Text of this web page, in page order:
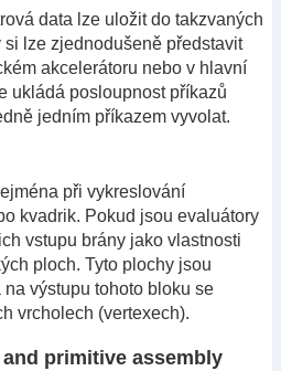
data lze uložit do takzvaných
si lze zjednodušeně představit
akcelerátoru nebo v hlavní
ukládá posloupnost příkazů
jedním příkazem vyvolat.
při vykreslování
kvadrik. Pokud jsou evaluátory
vstupu brány jako vlastnosti
ploch. Tyto plochy jsou
výstupu tohoto bloku se
vrcholech (vertexech).
primitive assembly